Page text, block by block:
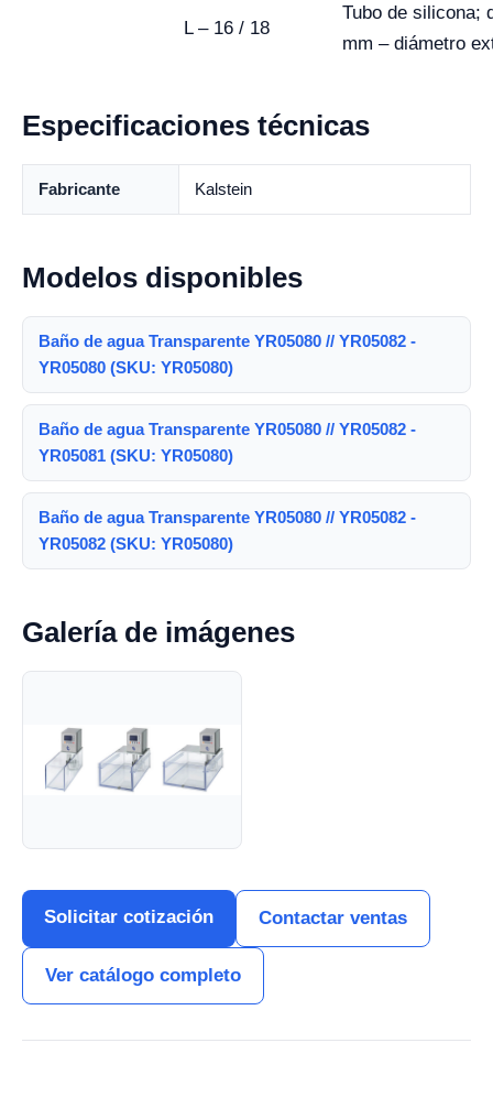
L – 16 / 18
Tubo de silicona;
mm – diámetro
Especificaciones técnicas
Fabricante Kalstein
Modelos disponibles
Baño de agua Transparente YR05080 // YR05082 -
YR05080 (SKU: YR05080)
Baño de agua Transparente YR05080 // YR05082 -
YR05081 (SKU: YR05080)
Baño de agua Transparente YR05080 // YR05082 -
YR05082 (SKU: YR05080)
Galería de imágenes
Solicitar cotización Contactar ventas
Ver catálogo completo